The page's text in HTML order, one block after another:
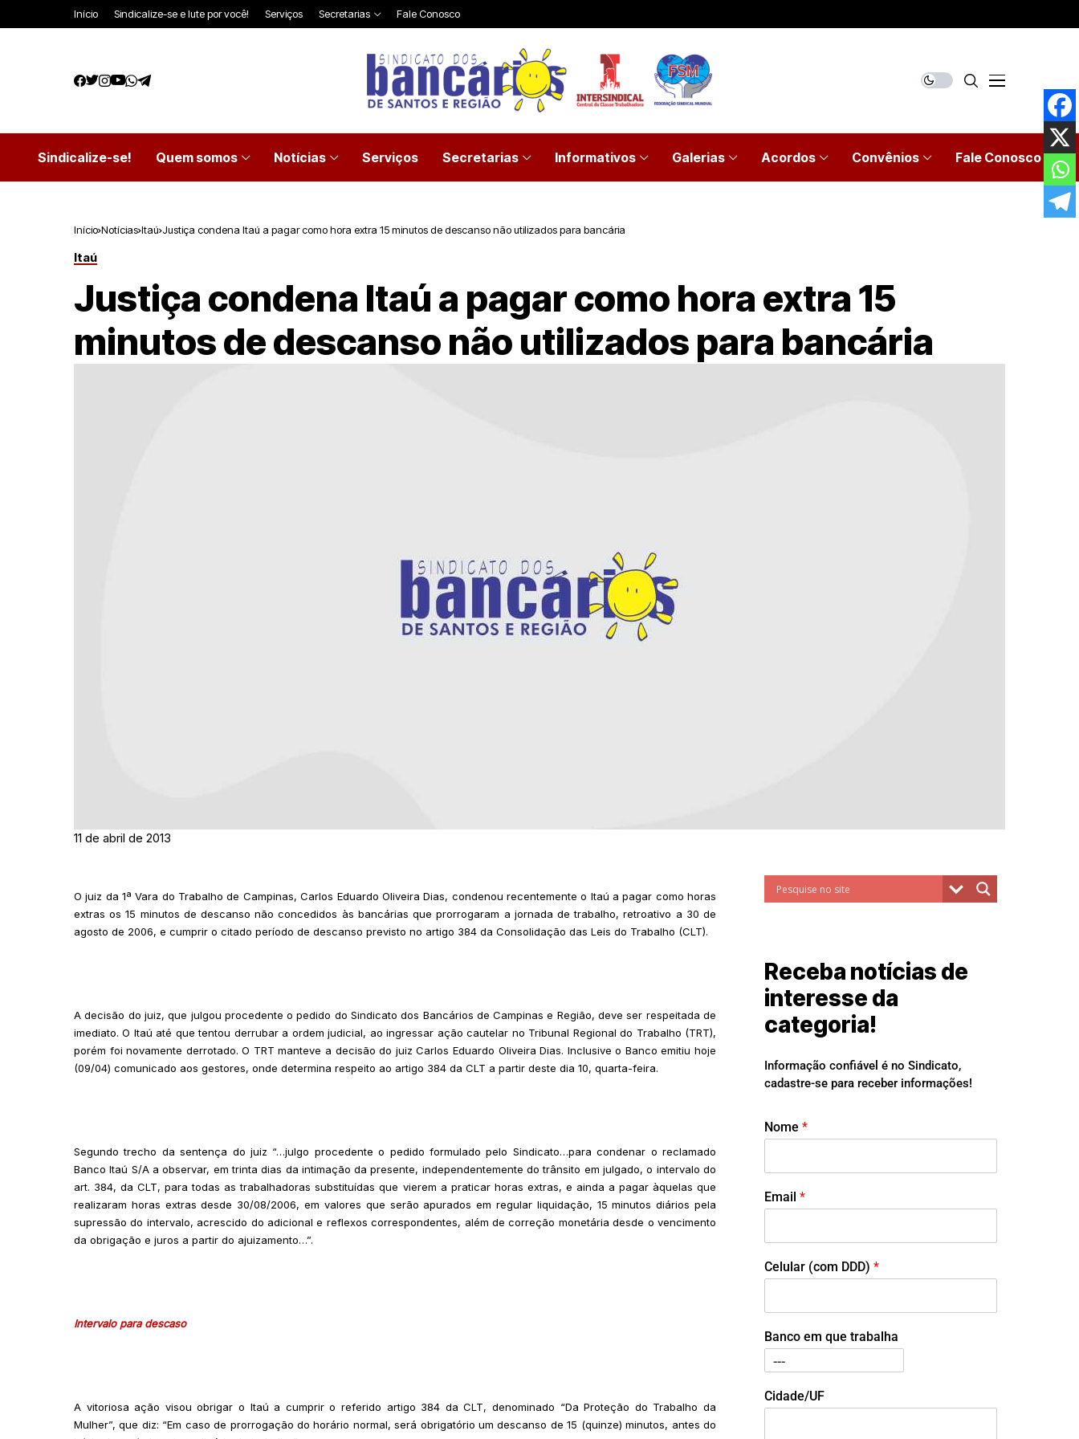
Início Sindicalize-se e lute por você! Serviços Secretarias Fale Conosco
Sindicalize-se! Quem somos Notícias Serviços Secretarias Informativos Galerias Acordos Convênios Fale Conosco
Início Notícias Itaú Justiça condena Itaú a pagar como hora extra 15 minutos de descanso não utilizados para bancária
Itaú
Justiça condena Itaú a pagar como hora extra 15
minutos de descanso não utilizados para bancária
11 de abril de 2013
O juiz da 1ª Vara do Trabalho de Campinas, Carlos Eduardo Oliveira Dias, condenou recentemente o Itaú a pagar como horas
extras os 15 minutos de descanso não concedidos às bancárias que prorrogaram a jornada de trabalho, retroativo a 30 de
agosto de 2006, e cumprir o citado período de descanso previsto no artigo 384 da Consolidação das Leis do Trabalho (CLT).
A decisão do juiz, que julgou procedente o pedido do Sindicato dos Bancários de Campinas e Região, deve ser respeitada de
imediato. O Itaú até que tentou derrubar a ordem judicial, ao ingressar ação cautelar no Tribunal Regional do Trabalho (TRT),
porém foi novamente derrotado. O TRT manteve a decisão do juiz Carlos Eduardo Oliveira Dias. Inclusive o Banco emitiu hoje
(09/04) comunicado aos gestores, onde determina respeito ao artigo 384 da CLT a partir deste dia 10, quarta-feira.
Segundo trecho da sentença do juiz “…julgo procedente o pedido formulado pelo Sindicato…para condenar o reclamado
Banco Itaú S/A a observar, em trinta dias da intimação da presente, independentemente do trânsito em julgado, o intervalo do
art. 384, da CLT, para todas as trabalhadoras substituídas que vierem a praticar horas extras, e ainda a pagar àquelas que
realizaram horas extras desde 30/08/2006, em valores que serão apurados em regular liquidação, 15 minutos diários pela
supressão do intervalo, acrescido do adicional e reflexos correspondentes, além de correção monetária desde o vencimento
da obrigação e juros a partir do ajuizamento…”.
Intervalo para descaso
A vitoriosa ação visou obrigar o Itaú a cumprir o referido artigo 384 da CLT, denominado “Da Proteção do Trabalho da
Mulher”, que diz: “Em caso de prorrogação do horário normal, será obrigatório um descanso de 15 (quinze) minutos, antes do
Receba notícias de
interesse da
categoria!
Informação confiável é no Sindicato,
cadastre-se para receber informações!
Nome *
Email *
Celular (com DDD) *
Banco em que trabalha
Cidade/UF